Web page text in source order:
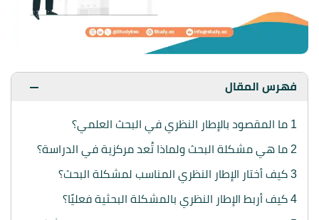
فهرس المقال
1 ما المقصود بالإطار النظري في البحث العلمي؟
2 ما هي مشكلة البحث ولماذا تُعد مركزية في الدراسة؟
3 كيف أختار الإطار النظري المناسب لمشكلة البحث؟
4 كيف أربط الإطار النظري بالمشكلة البحثية فعليًا؟